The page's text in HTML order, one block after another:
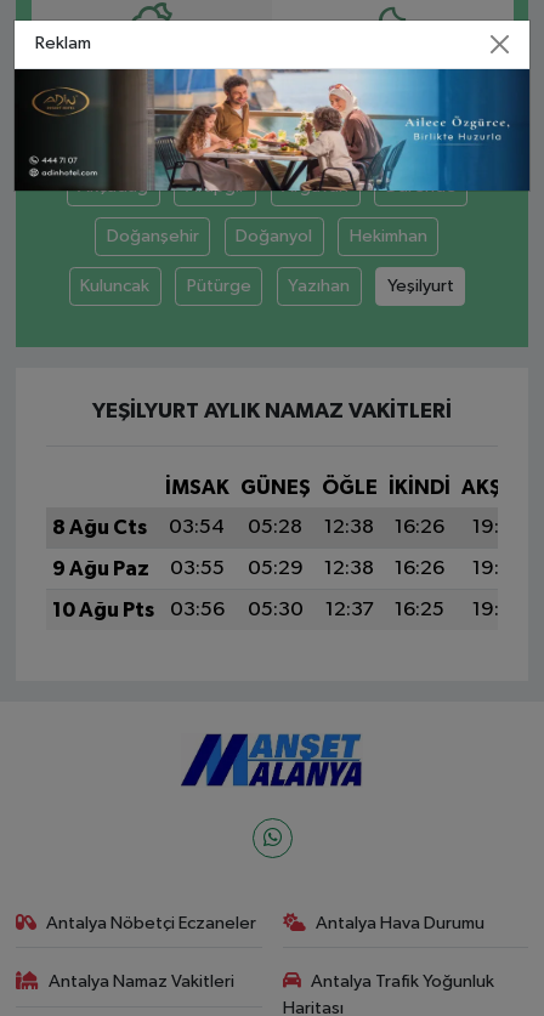
AKŞAM
19:37
YATSI
Akçadağ Arapgir Arguvan Darende
Doğanşehir Doğanyol Hekimhan
Kuluncak Pütürge Yazıhan Yeşilyurt
YEŞILYURT AYLIK NAMAZ VAKITLERI
İMSAK GÜNEŞ ÖĞLE İKINDI
AKŞAM
8 Ağu Cts
03:54 05:28 12:38 16:26
19:37
9 Ağu Paz
03:55 05:29 12:38 16:26
19:36
10 Ağu Pts
03:56 05:30 12:37 16:25 19:35
Antalya Nöbetçi Eczaneler Antalya Hava Durumu
Antalya Namaz Vakitleri
Antalya Trafik Yoğunluk
Haritası
Reklam